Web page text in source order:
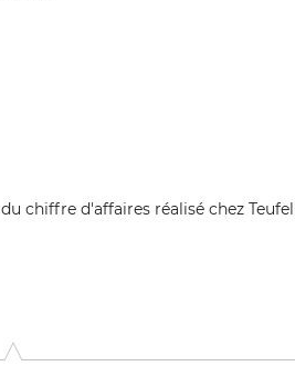
chiffre d'affaires réalisé chez